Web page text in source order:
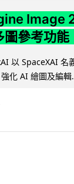
Image
圖參考功能
以 SpaceXAI
化 AI 繪圖及編輯